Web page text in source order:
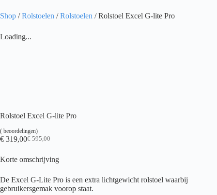
Shop /Rolstoelen /Rolstoelen / Rolstoel Excel G-lite Pro
Loading...
Rolstoel Excel G-lite Pro
( beoordelingen)
€595,00
Oorspronkelijke
was:
€ 319,00Huidige
is:
Korte omschrijving
De Excel G-Lite Pro is een extra lichtgewicht rolstoel waarbij
gebruikersgemak voorop staat.